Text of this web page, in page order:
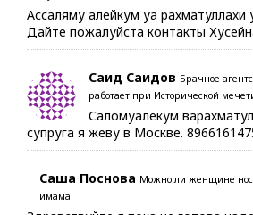
Ассаляму алейкум уа рахматуллахи
Дайте пожалуйста контакты
Саид Саидов Брачное
работает при Исторической
Саломуалекум
супруга я жеву в Москве.
Саша Поснова Можно ли женщине
имама